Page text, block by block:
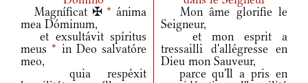
Magníficat ✠* ánima
mea Dóminum,
Mon âme glorifie le
Seigneur,
et exsultávit spíritus
meus* in Deo salvatóre
meo,
et mon esprit a
tressailli d'allégresse en
Dieu mon Sauveur,
quia respéxit
parce qu'Il a pris en